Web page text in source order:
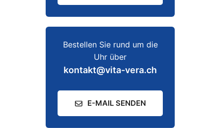
Bestellen Sie rund um die
Uhr über
kontakt@vita-vera.ch
E-MAIL SENDEN